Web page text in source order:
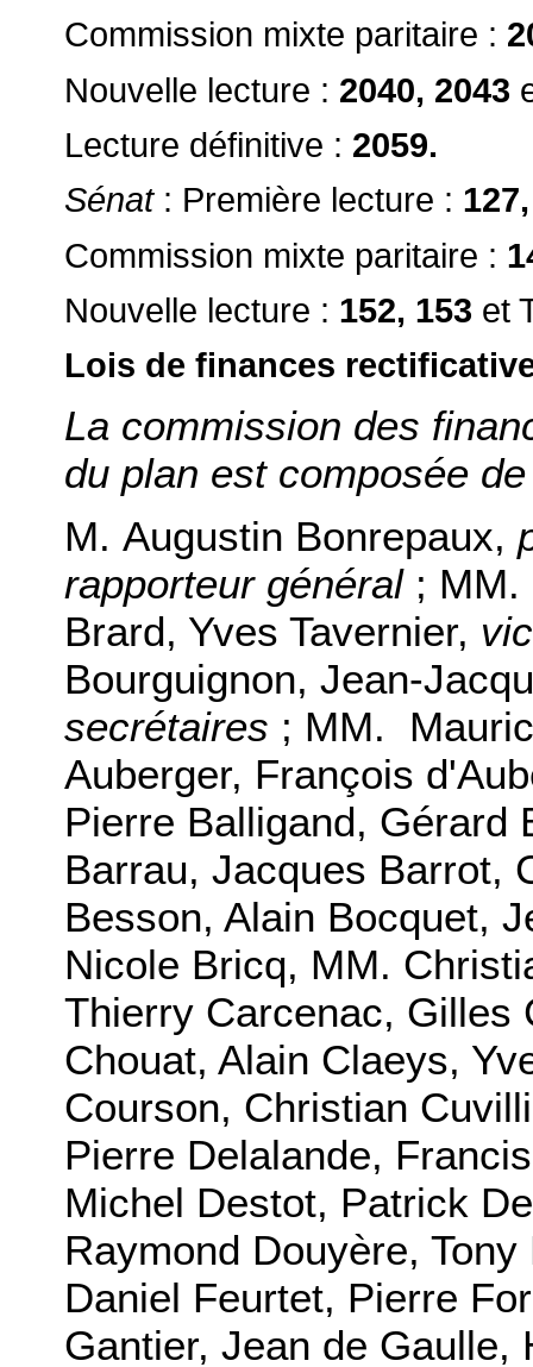
Commission mixte paritaire :
Nouvelle lecture : 2040, 2043
Lecture définitive : 2059.
Sénat: Première lecture :
Commission mixte paritaire :
Nouvelle lecture : 152, 153 et
Lois de finances
La commission des
du plan est composée
M. Augustin Bonrepaux,
rapporteur général; MM.
Brard, Yves Tavernier,
Bourguignon, Jean-
secrétaires ; MM.
Auberger, François
Pierre Balligand, Gérard
Barrau, Jacques Barrot,
Besson, Alain Bocquet,
Nicole Bricq, MM.
Thierry Carcenac, Gilles
Chouat, Alain Claeys,
Courson, Christian
Pierre Delalande,
Michel Destot, Patrick
Raymond Douyère,
Daniel Feurtet, Pierre
Gantier, Jean de Gaulle,